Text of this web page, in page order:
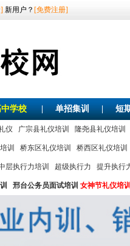
新用户？ [免费注册]
学校 单招集训 短
仪 广宗县礼仪培训 隆尧县礼仪培训
训 桥东区礼仪培训 桥西区礼仪培训
层执行力培训 超级执行力 提升执行
邢台公务员面试培训 女神节礼仪培